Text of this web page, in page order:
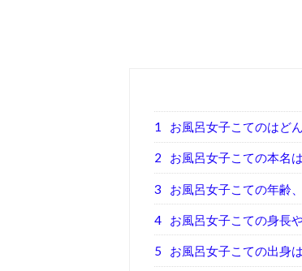
1 お風呂女子こてのはど
2 お風呂女子こての本名
3 お風呂女子こての年齢
4 お風呂女子こての身長
5 お風呂女子こての出身